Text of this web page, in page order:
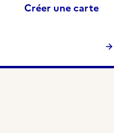
Créer une carte